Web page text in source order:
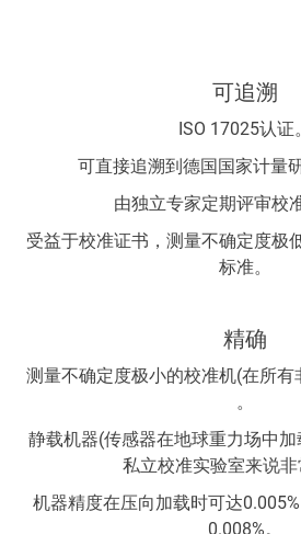
可追溯
ISO 17025认证。
可直接追溯到德国国家计量
由独立专家定期评审校
受益于校准证书，测量不确定度极
标准。
精确
测量不确定度极小的校准机(在所
。
静载机器(传感器在地球重力场中
私立校准实验室来说非
机器精度在压向加载时可达
0.008%。